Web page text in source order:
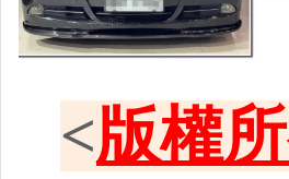
原廠型尾燈.紅白晶鑽尾燈
黑框尾燈.圓燈型尾燈.LED尾燈
前後保桿側燈.後保桿LED反光片
原廠型霧燈.晶鑽及燻黑霧燈.